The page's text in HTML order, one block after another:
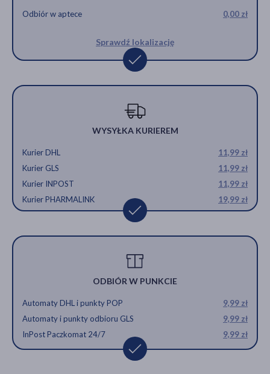
Odbiór w aptece 0,00 zł
Sprawdź lokalizację
WYSYŁKA KURIEREM
Kurier DHL
11,99 zł
Kurier GLS
11,99 zł
Kurier INPOST
11,99 zł
Kurier PHARMALINK
19,99 zł
ODBIÓR W PUNKCIE
Automaty DHL i punkty POP
9,99 zł
Automaty i punkty odbioru GLS
9,99 zł
InPost Paczkomat 24/7
9,99 zł